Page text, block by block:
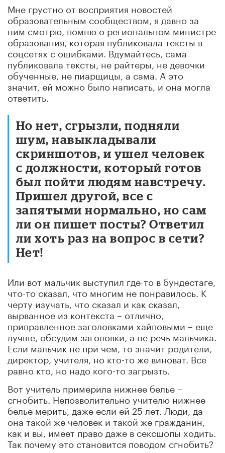
Мне грустно от восприятия новостей
образовательным сообществом, я давно за
ним смотрю, помню о региональном министре
образования, которая публиковала тексты в
соцсетях с ошибками. Вдумайтесь, сама
публиковала тексты, не райтеры, не девочки
обученные, не пиарщицы, а сама. А это
значит, ей можно было написать, и она могла
ответить.
Но нет, сгрызли, подняли
шум, навыкладывали
скриншотов, и ушел человек
с должности, который готов
был пойти людям навстречу.
Пришел другой, все с
запятыми нормально, но сам
ли он пишет посты? Ответил
ли хоть раз на вопрос в сети?
Нет!
Или вот мальчик выступил где-то в бундестаге,
что-то сказал, что многим не понравилось. К
черту изучать, что сказал и как сказал,
вырванное из контекста – отлично,
приправленное заголовками хайповыми – еще
лучше, обсудим заголовки, а не речь мальчика.
Если мальчик не при чем, то значит родители,
директор, учителя, но кто-то же виноват. Все
равно кто, но надо кого-то загрызть.
Вот учитель примерила нижнее белье –
сгнобить. Непозволительно учителю нижнее
белье мерить, даже если ей 25 лет. Люди, да
она такой же человек и такой же гражданин,
как и вы, имеет право даже в сексшопы ходить.
Так почему это становится поводом сгнобить?